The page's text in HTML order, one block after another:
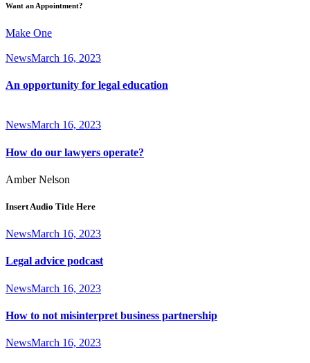
Want an Appointment?
Make One
NewsMarch 16, 2023
An opportunity for legal education
NewsMarch 16, 2023
How do our lawyers operate?
Amber Nelson
Insert Audio Title Here
NewsMarch 16, 2023
Legal advice podcast
NewsMarch 16, 2023
How to not misinterpret business partnership
NewsMarch 16, 2023